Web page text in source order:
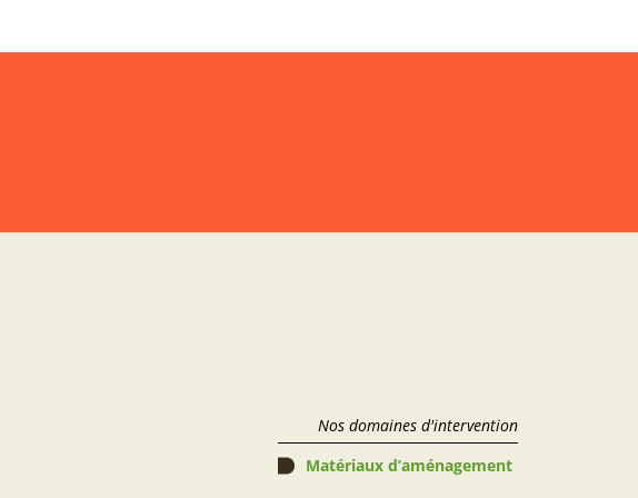
Nos domaines d'intervention
Matériaux d’aménagement